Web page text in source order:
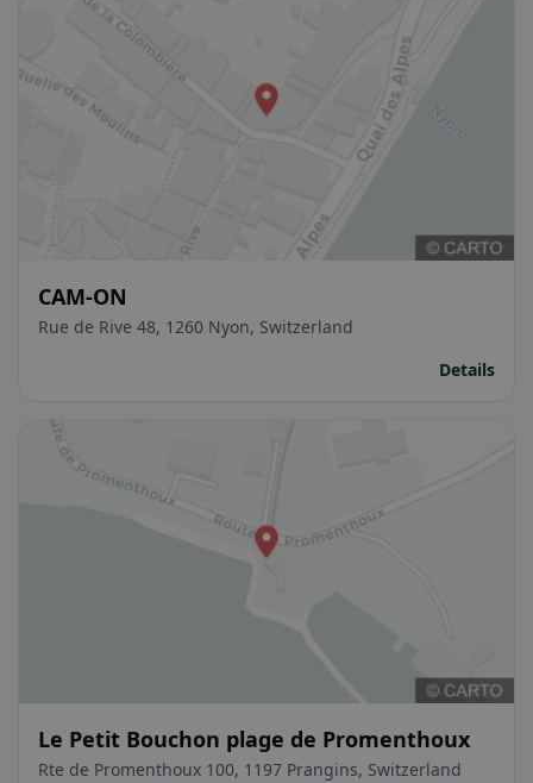
CAM-ON
Rue de Rive 48, 1260 Nyon, Switzerland
Details
Le Petit Bouchon plage de Promenthoux
Rte de Promenthoux 100, 1197 Prangins, Switzerland